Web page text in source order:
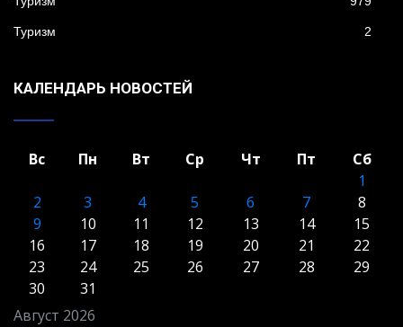
Туризм 2
КАЛЕНДАРЬ НОВОСТЕЙ
Август 2026
Вс Пн Вт Ср Чт Пт
Сб
1
2
3 4 5 6 7
8
9
10 11 12 13 14
15
16
17 18 19 20 21
22
23
24 25 26 27 28
29
30
31